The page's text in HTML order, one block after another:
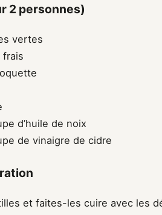
2 personnes)
vertes
frais
d’huile de noix
de vinaigre de cidre
et faites-les cuire avec les